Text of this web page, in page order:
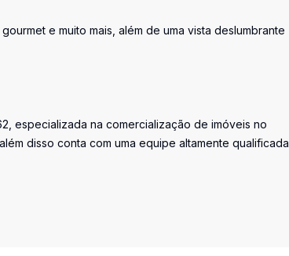
e muito mais, além de uma vista deslumbrante
especializada na comercialização de imóveis no
disso conta com uma equipe altamente qualificada